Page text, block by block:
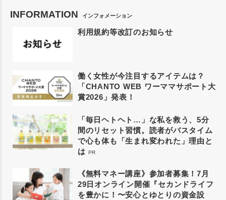
INFORMATION インフォメーション
利用規約等改訂のお知らせ
働く女性が今注目するアイテムは？
「CHANTO WEB ワーママサポート大
賞2026」発表！
「毎日ヘトヘト…」な私を救う、5分
間のリセット習慣。読者がバスタイム
で心も体も「生まれ変われた」理由と
は PR
《無料マネー講座》参加者募集！7月
29日オンライン開催『セカンドライフ
を豊かに！〜安心とゆとりの資金設